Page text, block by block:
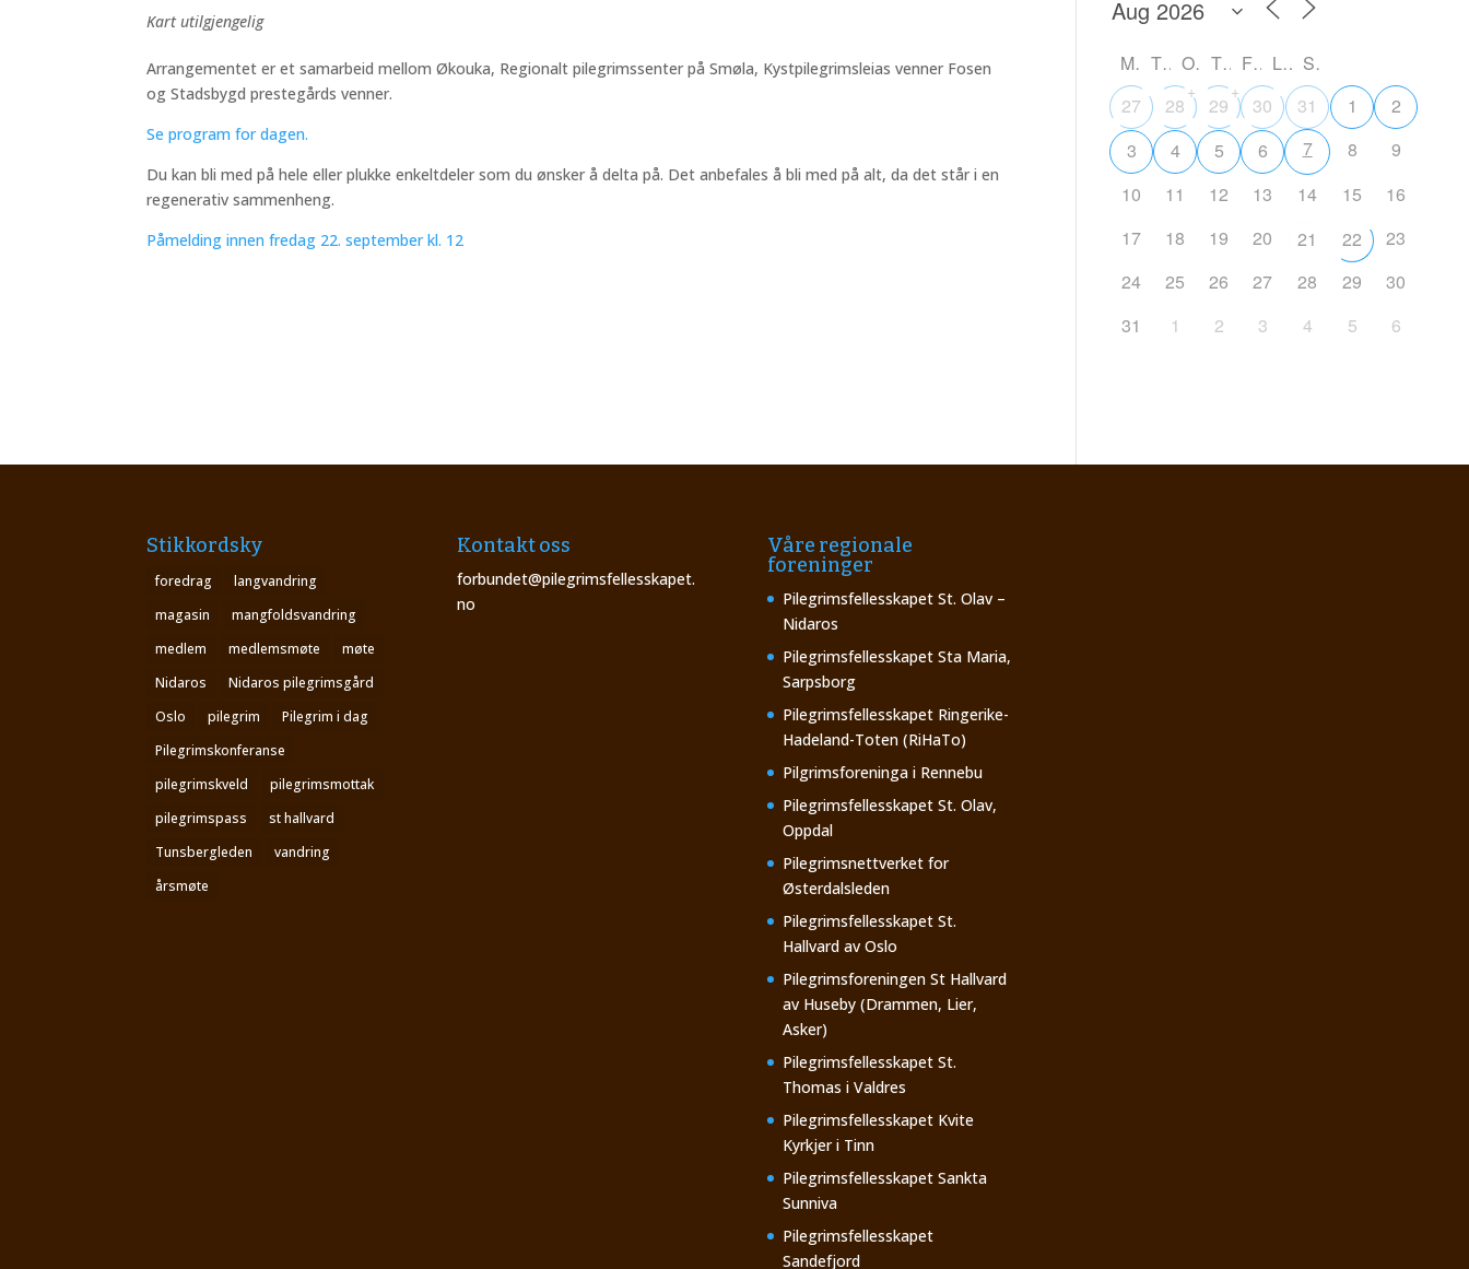
Kart utilgjengelig
Arrangementet er et samarbeid mellom Økouka, Regionalt pilegrimssenter på Smøla, Kystpilegrimsleias venner Fosen
og Stadsbygd prestegårds venner.
Se program for dagen.
Du kan bli med på hele eller plukke enkeltdeler som du ønsker å delta på. Det anbefales å bli med på alt, da det står i en
regenerativ sammenheng.
Påmelding innen fredag 22. september kl. 12
M T O T F L
S
27
28
+
29
+
30 31 1
2
3
4 5 6 7 8
9
10
11 12 13 14 15
16
17
18 19 20 21 22
23
24
25 26 27 28 29
30
31
1 2 3 4 5 6
Stikkordsky
foredrag
langvandring
magasin
mangfoldsvandring
medlem
medlemsmøte
møte
Nidaros
Nidaros pilegrimsgård
Oslo
pilegrim
Pilegrim i dag
Pilegrimskonferanse
pilegrimskveld
pilegrimsmottak
pilegrimspass
st hallvard
Tunsbergleden
vandring
årsmøte
Kontakt oss
forbundet@pilegrimsfellesskapet.
no
Våre regionale
foreninger
Pilegrimsfellesskapet St. Olav –
Nidaros
Pilegrimsfellesskapet Sta Maria,
Sarpsborg
Pilegrimsfellesskapet Ringerike-
Hadeland-Toten (RiHaTo)
Pilgrimsforeninga i Rennebu
Pilegrimsfellesskapet St. Olav,
Oppdal
Pilegrimsnettverket for
Østerdalsleden
Pilegrimsfellesskapet St.
Hallvard av Oslo
Pilegrimsforeningen St Hallvard
av Huseby (Drammen, Lier,
Asker)
Pilegrimsfellesskapet St.
Thomas i Valdres
Pilegrimsfellesskapet Kvite
Kyrkjer i Tinn
Pilegrimsfellesskapet Sankta
Sunniva
Pilegrimsfellesskapet
Sandefjord